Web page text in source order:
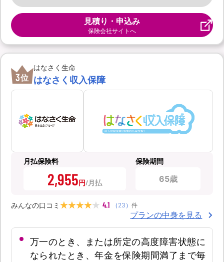
見積り・申込み
保険会社サイトへ
3位
はなさく生命
はなさく収入保障
月払保険料
2,955円
保険期間
65歳
みんなの口コミ 4.1 （ 23 ） 件
プランの中身を見る
万一のとき、または所定の高度障害状態に
なられたとき、年金を保険期間満了まで毎